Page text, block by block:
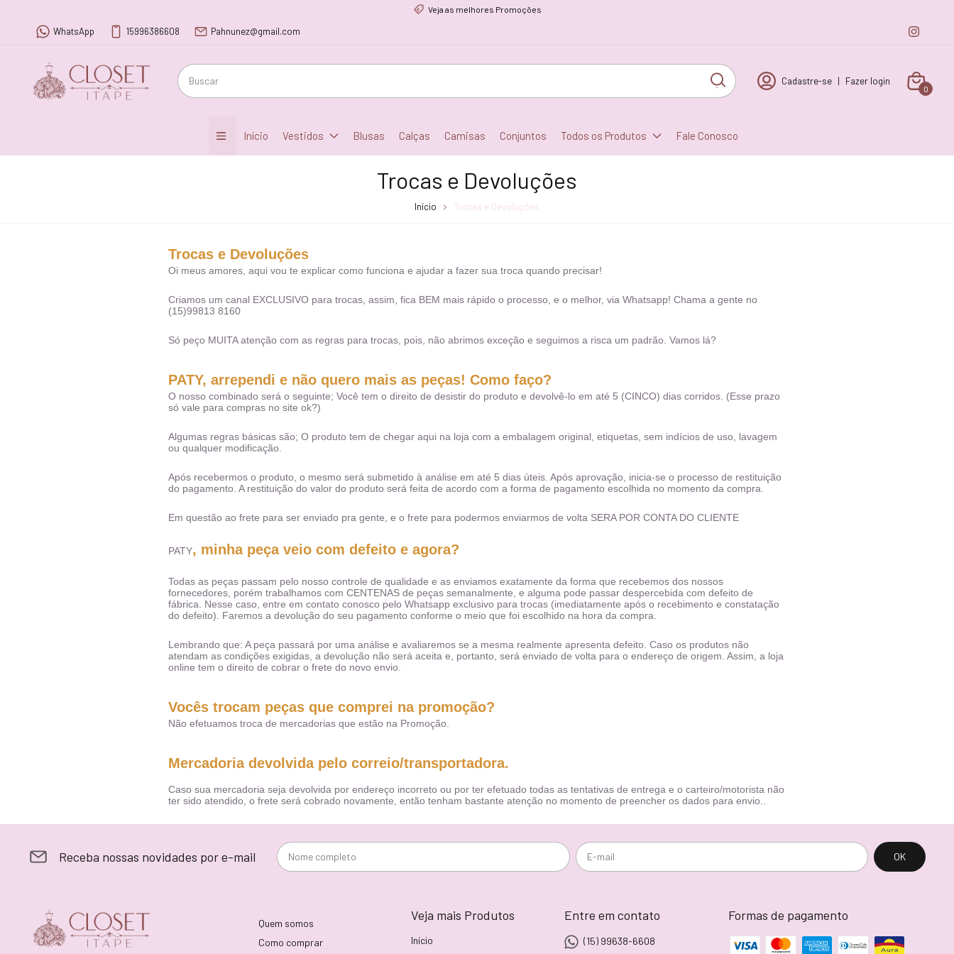
Veja as melhores Promoções
WhatsApp 15996386608 Pahnunez@gmail.com
Cadastre-se | Fazer login
0
Início Vestidos Blusas Calças Camisas Conjuntos Todos os Produtos Fale Conosco
Trocas e Devoluções
Início Trocas e Devoluções
Trocas e Devoluções
Oi meus amores, aqui vou te explicar como funciona e ajudar a fazer sua troca quando precisar!
Criamos um canal EXCLUSIVO para trocas, assim, fica BEM mais rápido o processo, e o melhor, via Whatsapp! Chama a gente no
(15)99813 8160
Só peço MUITA atenção com as regras para trocas, pois, não abrimos exceção e seguimos a risca um padrão. Vamos lá?
PATY, arrependi e não quero mais as peças! Como faço?
O nosso combinado será o seguinte; Você tem o direito de desistir do produto e devolvê-lo em até 5 (CINCO) dias corridos. (Esse prazo
só vale para compras no site ok?)
Algumas regras básicas são; O produto tem de chegar aqui na loja com a embalagem original, etiquetas, sem indícios de uso, lavagem
ou qualquer modificação.
Após recebermos o produto, o mesmo será submetido à análise em até 5 dias úteis. Após aprovação, inicia-se o processo de restituição
do pagamento. A restituição do valor do produto será feita de acordo com a forma de pagamento escolhida no momento da compra.
Em questão ao frete para ser enviado pra gente, e o frete para podermos enviarmos de volta SERA POR CONTA DO CLIENTE
PATY, minha peça veio com defeito e agora?
Todas as peças passam pelo nosso controle de qualidade e as enviamos exatamente da forma que recebemos dos nossos
fornecedores, porém trabalhamos com CENTENAS de peças semanalmente, e alguma pode passar despercebida com defeito de
fábrica. Nesse caso, entre em contato conosco pelo Whatsapp exclusivo para trocas (imediatamente após o recebimento e constatação
do defeito). Faremos a devolução do seu pagamento conforme o meio que foi escolhido na hora da compra.
Lembrando que: A peça passará por uma análise e avaliaremos se a mesma realmente apresenta defeito. Caso os produtos não
atendam as condições exigidas, a devolução não será aceita e, portanto, será enviado de volta para o endereço de origem. Assim, a loja
online tem o direito de cobrar o frete do novo envio.
Vocês trocam peças que comprei na promoção?
Não efetuamos troca de mercadorias que estão na Promoção.
Mercadoria devolvida pelo correio/transportadora.
Caso sua mercadoria seja devolvida por endereço incorreto ou por ter efetuado todas as tentativas de entrega e o carteiro/motorista não
ter sido atendido, o frete será cobrado novamente, então tenham bastante atenção no momento de preencher os dados para envio..
Receba nossas novidades por e-mail
Quem somos
Como comprar
Veja mais Produtos
Início
Entre em contato
(15) 99638-6608
Formas de pagamento